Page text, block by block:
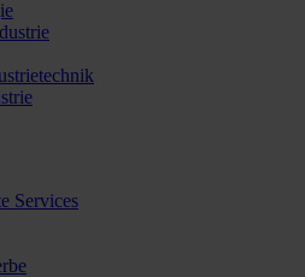
Services